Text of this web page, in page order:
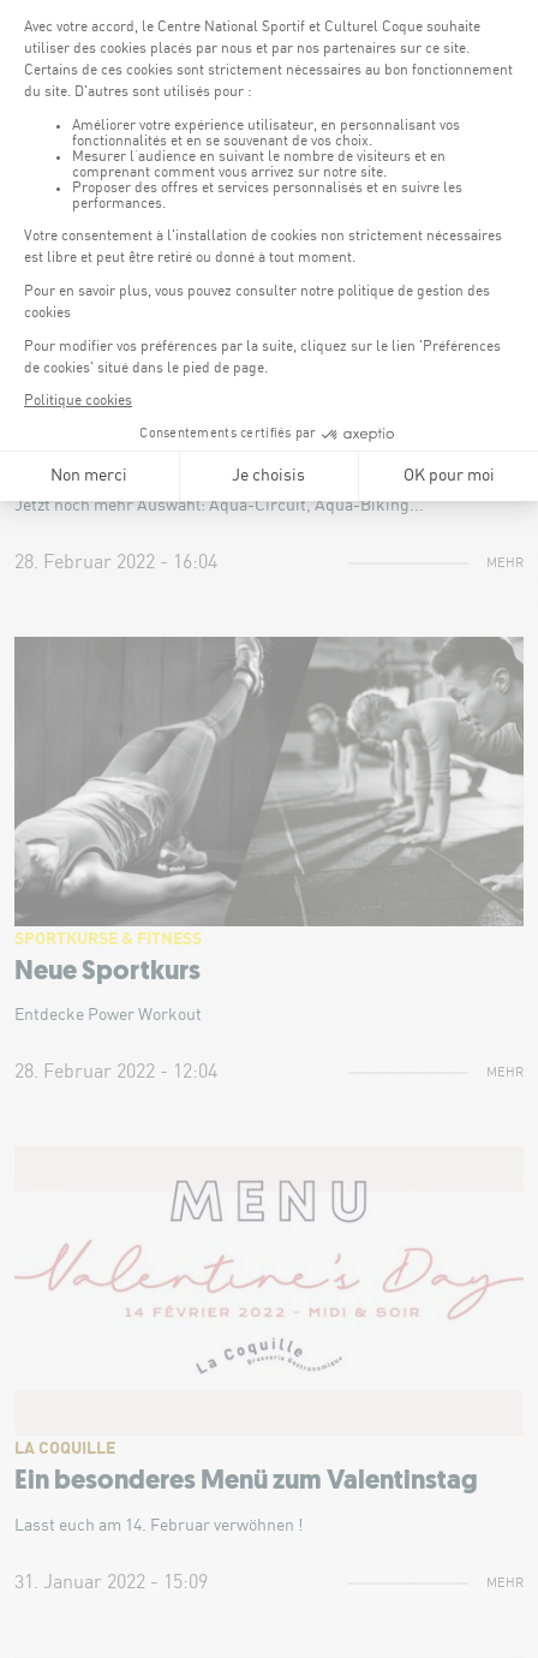
28. Februar 2022 - 17:31
Neue Kurse, neue Zeiten
CENTRE AQUATIQUE
Jetzt noch mehr Auswahl: Aqua-Circuit, Aqua-Biking...
28. Februar 2022 - 16:04 MEHR
Neue Sportkurs
SPORTKURSE & FITNESS
Entdecke Power Workout
28. Februar 2022 - 12:04 MEHR
Ein besonderes Menü zum Valentinstag
LA COQUILLE
Lasst euch am 14. Februar verwöhnen !
31. Januar 2022 - 15:09 MEHR